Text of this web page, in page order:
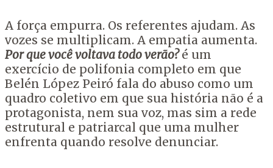
A força empurra. Os referentes ajudam. As
vozes se multiplicam. A empatia aumenta.
Por que você voltava todo verão?é um
exercício de polifonia completo em que
Belén López Peiró fala do abuso como um
quadro coletivo em que sua história não é a
protagonista, nem sua voz, mas sim a rede
estrutural e patriarcal que uma mulher
enfrenta quando resolve denunciar.